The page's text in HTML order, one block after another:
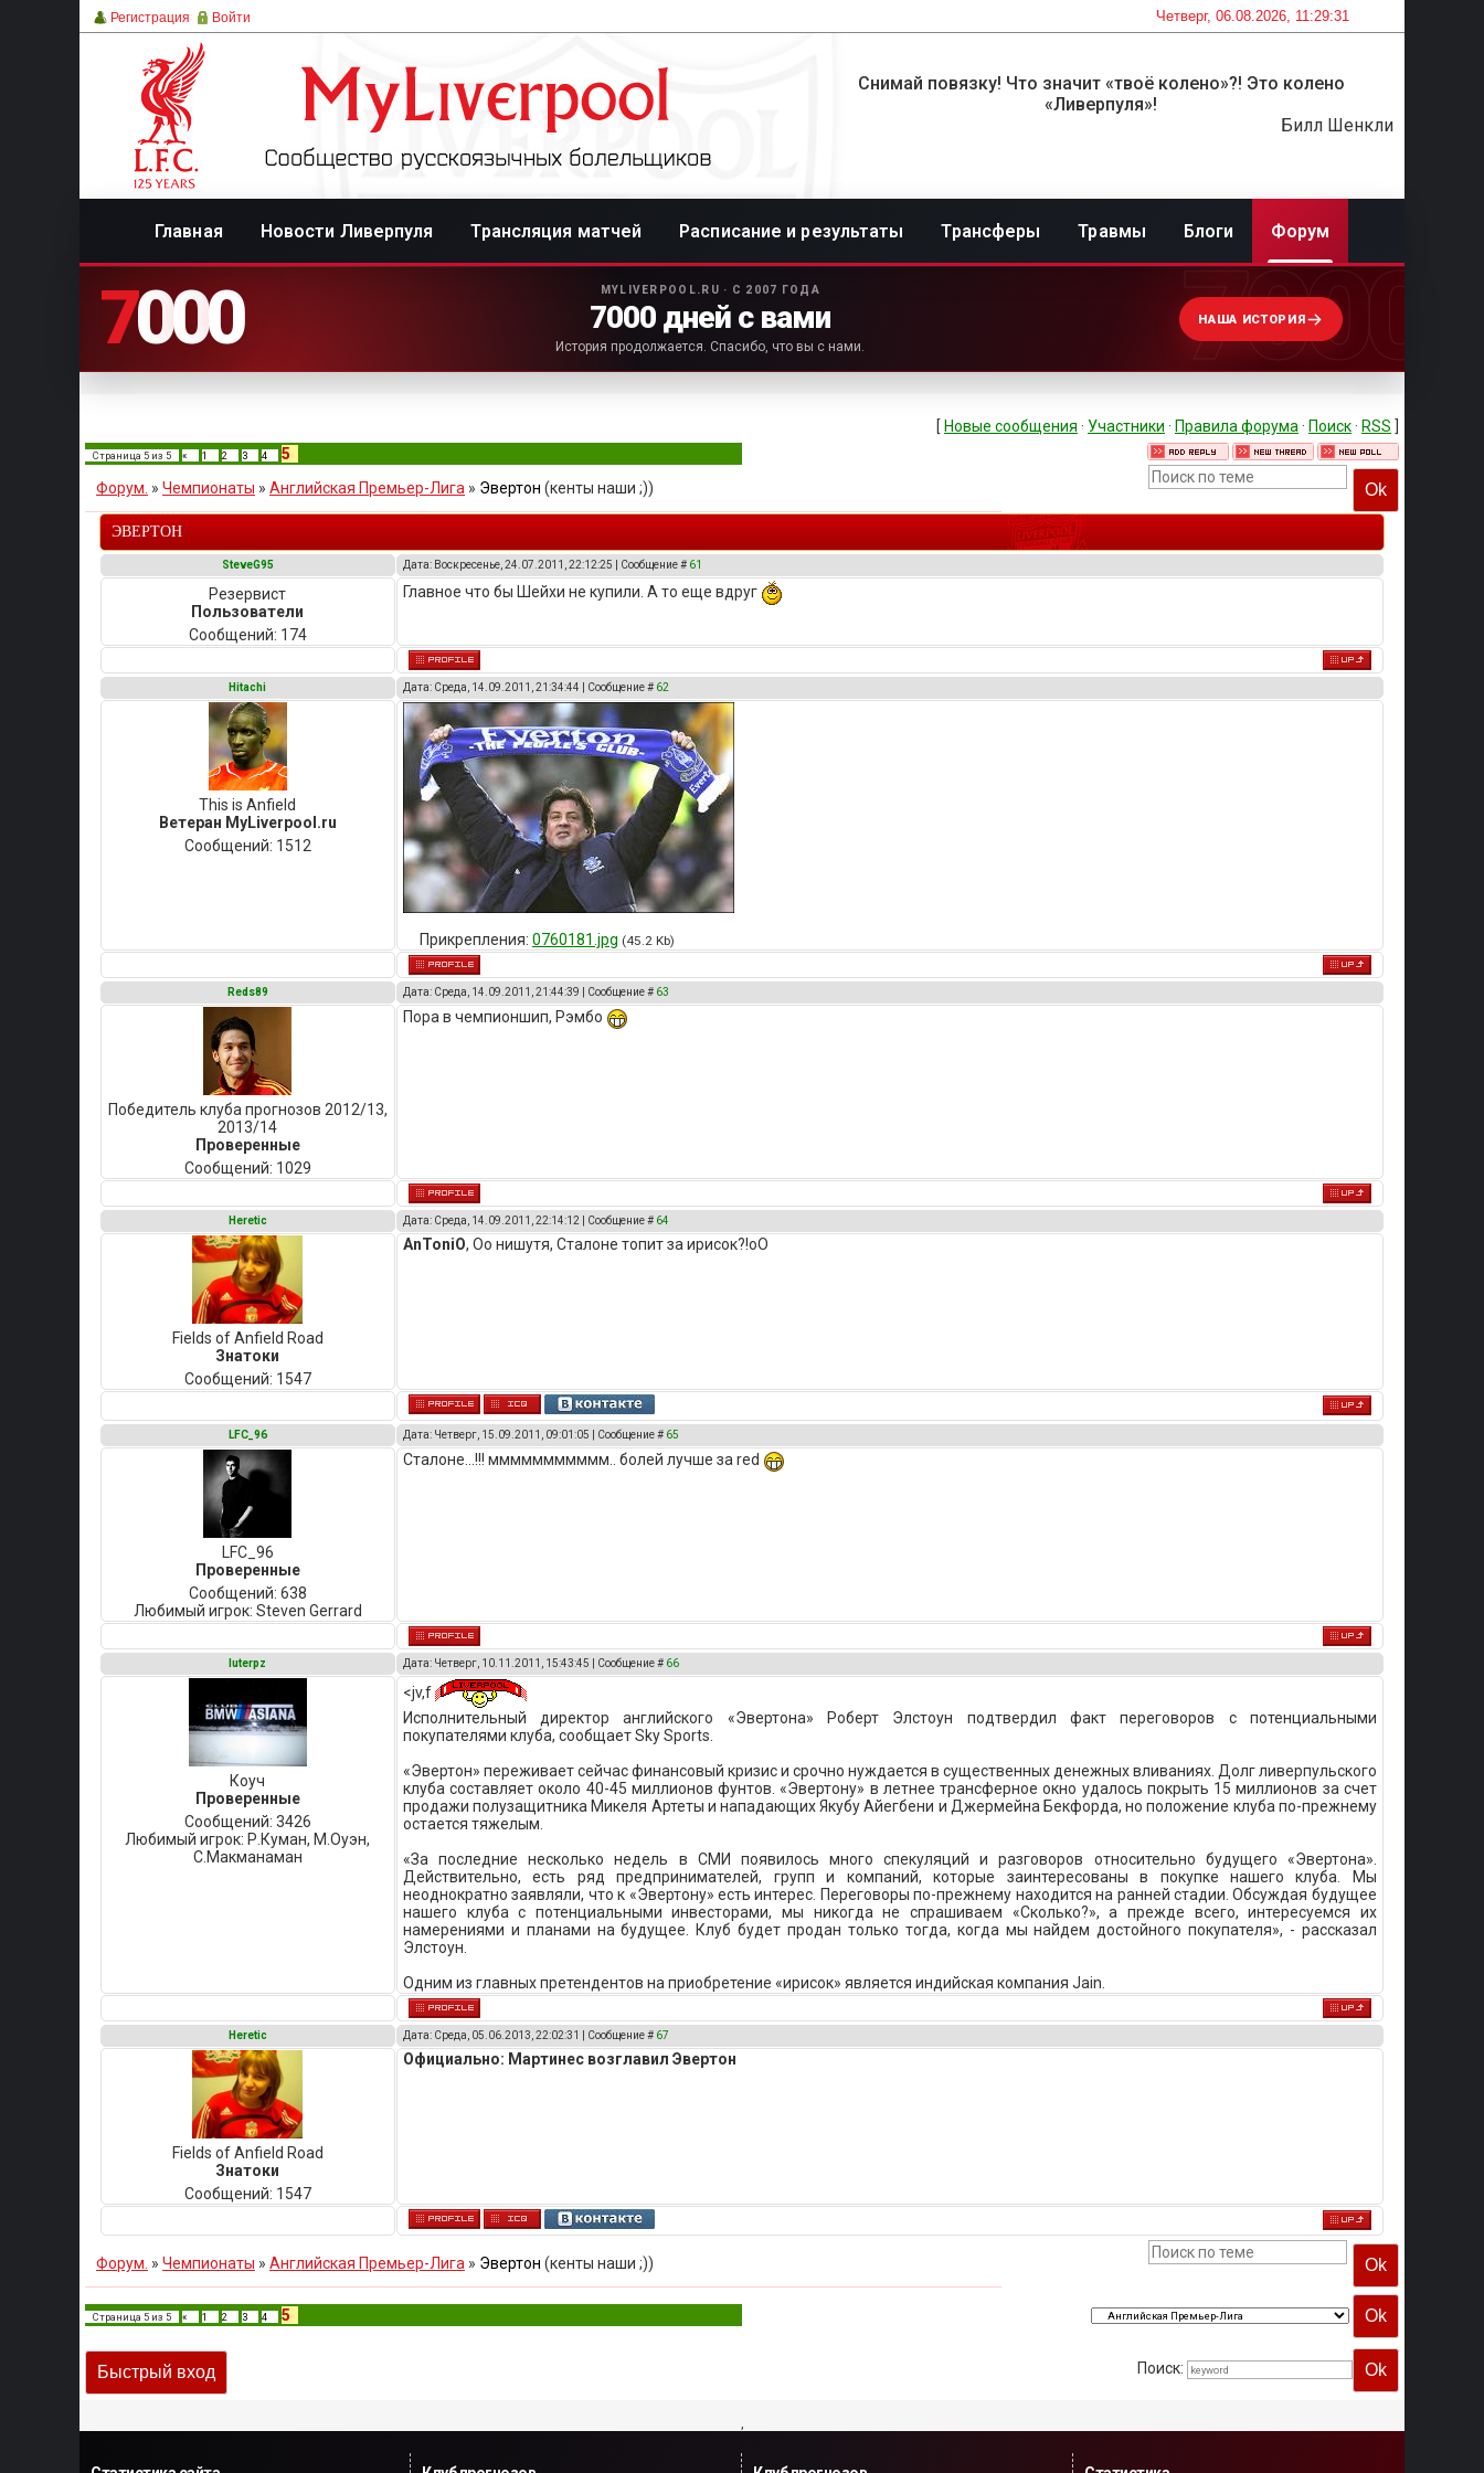
Четверг, 06.08.2026, 11:29:31
Регистрация Войти
Снимай повязку! Что значит «твоё колено»?! Это колено
«Ливерпуля»!
Билл Шенкли
Главная Новости Ливерпуля Трансляция матчей Расписание и результаты Трансферы Травмы Блоги Форум
7000
7000 MYLIVERPOOL.RU · С 2007 ГОДА
7000 дней с вами
История продолжается. Спасибо, что вы с нами.
НАША ИСТОРИЯ
[ Новые сообщения · Участники · Правила форума · Поиск · RSS
Страница 5 из 5 « 1 2 3 4
5
Форум. » Чемпионаты » Английская Премьер-Лига » Эвертон (кенты наши ;))
ЭВЕРТОН
SteveG95 Дата: Воскресенье, 24.07.2011, 22:12:25 | Сообщение # 61
Резервист
Пользователи
Сообщений: 174
Главное что бы Шейхи не купили. А то еще вдруг
Hitachi Дата: Среда, 14.09.2011, 21:34:44 | Сообщение # 62
This is Anfield
Ветеран MyLiverpool.ru
Сообщений: 1512
Прикрепления: 0760181.jpg (45.2 Kb)
Reds89 Дата: Среда, 14.09.2011, 21:44:39 | Сообщение # 63
Победитель клуба прогнозов 2012/13,
2013/14
Проверенные
Сообщений: 1029
Пора в чемпионшип, Рэмбо
Heretic Дата: Среда, 14.09.2011, 22:14:12 | Сообщение # 64
Fields of Anfield Road
Знатоки
Сообщений: 1547
AnToniO, Оо нишутя, Сталоне топит за ирисок?!оО
LFC_96 Дата: Четверг, 15.09.2011, 09:01:05 | Сообщение # 65
LFC_96
Проверенные
Сообщений: 638
Любимый игрок: Steven Gerrard
Сталоне...!!! ммммммммммм.. болей лучше за red
luterpz Дата: Четверг, 10.11.2011, 15:43:45 | Сообщение # 66
Коуч
Проверенные
Сообщений: 3426
Любимый игрок: Р.Куман, М.Оуэн,
C.Макманаман
<jv,f
Исполнительный директор английского «Эвертона» Роберт Элстоун подтвердил факт переговоров с потенциальными
покупателями клуба, сообщает Sky Sports.
«Эвертон» переживает сейчас финансовый кризис и срочно нуждается в существенных денежных вливаниях. Долг ливерпульского
клуба составляет около 40-45 миллионов фунтов. «Эвертону» в летнее трансферное окно удалось покрыть 15 миллионов за счет
продажи полузащитника Микеля Артеты и нападающих Якубу Айегбени и Джермейна Бекфорда, но положение клуба по-прежнему
остается тяжелым.
«За последние несколько недель в СМИ появилось много спекуляций и разговоров относительно будущего «Эвертона».
Действительно, есть ряд предпринимателей, групп и компаний, которые заинтересованы в покупке нашего клуба. Мы
неоднократно заявляли, что к «Эвертону» есть интерес. Переговоры по-прежнему находится на ранней стадии. Обсуждая будущее
нашего клуба с потенциальными инвесторами, мы никогда не спрашиваем «Сколько?», а прежде всего, интересуемся их
намерениями и планами на будущее. Клуб будет продан только тогда, когда мы найдем достойного покупателя», - рассказал
Элстоун.
Одним из главных претендентов на приобретение «ирисок» является индийская компания Jain.
Heretic Дата: Среда, 05.06.2013, 22:02:31 | Сообщение # 67
Fields of Anfield Road
Знатоки
Сообщений: 1547
Официально: Мартинес возглавил Эвертон
Форум. » Чемпионаты » Английская Премьер-Лига » Эвертон (кенты наши ;))
Страница 5 из 5 « 1 2 3 4 5
Поиск:
,